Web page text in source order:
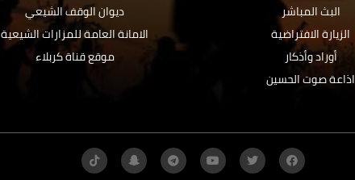
البث المباشر
الزيارة الافتراضية
أوراد وأذكار
اذاعة صوت الحسين
ديوان الوقف الشيعي
الامانة العامة للمزارات الشيعية
موقع قناة كربلاء